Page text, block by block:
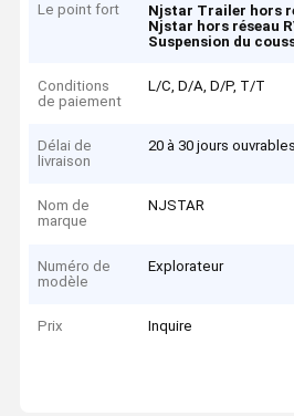
Le point fort Njstar Trailer hors
Njstar hors réseau
Suspension du
Conditions
de paiement
L/C, D/A, D/P, T/T
Délai de
livraison
20 à 30 jours ouvrables
Nom de
marque
NJSTAR
Numéro de
modèle
Explorateur
Prix Inquire